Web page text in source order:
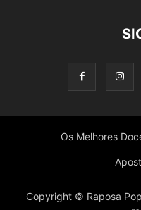
Os Melhores
Copyright © Raposa